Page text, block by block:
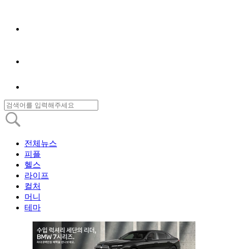
전체뉴스
피플
헬스
라이프
컬처
머니
테마